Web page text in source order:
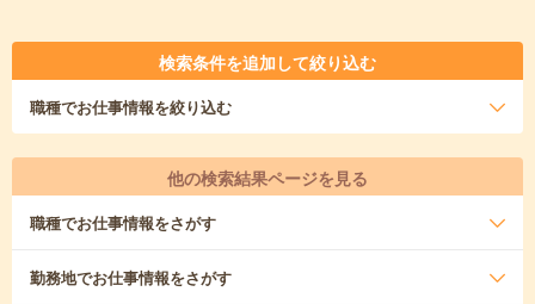
検索条件を追加して絞り込む
職種でお仕事情報を絞り込む
他の検索結果ページを見る
職種でお仕事情報をさがす
勤務地でお仕事情報をさがす